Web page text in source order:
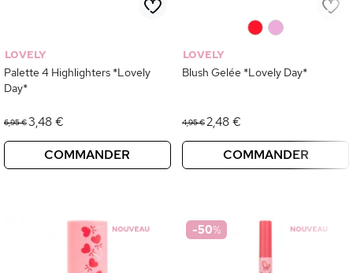
LOVELY
Palette 4 Highlighters *Lovely
Day*
6,95 €3,48 €
COMMANDER
LOVELY
Blush Gelée *Lovely Day*
4,95 €2,48 €
COMMANDER
-50%